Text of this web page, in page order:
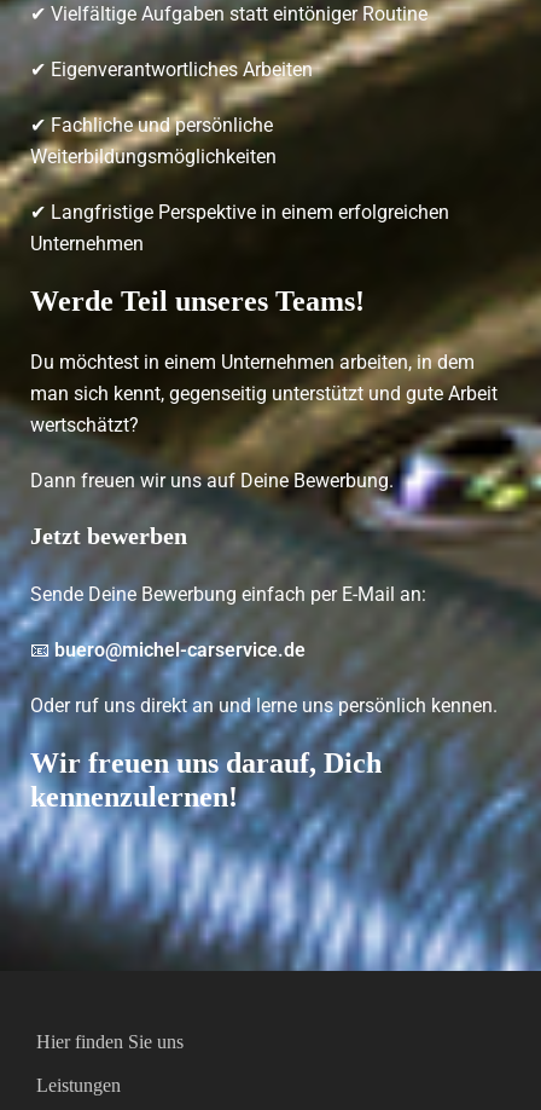
✔ Vielfältige Aufgaben statt eintöniger Routine
✔ Eigenverantwortliches Arbeiten
✔ Fachliche und persönliche
Weiterbildungsmöglichkeiten
✔ Langfristige Perspektive in einem erfolgreichen
Unternehmen
Werde Teil unseres Teams!
Du möchtest in einem Unternehmen arbeiten, in dem
man sich kennt, gegenseitig unterstützt und gute Arbeit
wertschätzt?
Dann freuen wir uns auf Deine Bewerbung.
Jetzt bewerben
Sende Deine Bewerbung einfach per E-Mail an:
📧buero@michel-carservice.de
Oder ruf uns direkt an und lerne uns persönlich kennen.
Wir freuen uns darauf, Dich
kennenzulernen!
Hier finden Sie uns
Leistungen